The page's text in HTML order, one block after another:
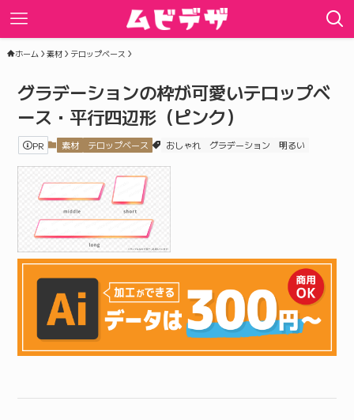
ホーム 素材 テロップベース
グラデーションの枠が可愛いテロップベ
ース・平行四辺形（ピンク）
PR 素材 テロップベース おしゃれ グラデーション 明るい